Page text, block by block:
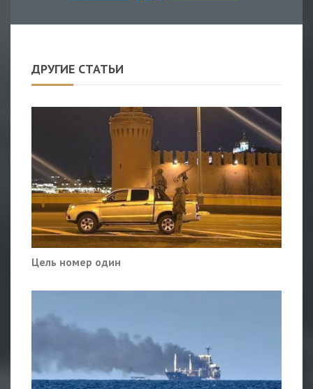
ДРУГИЕ СТАТЬИ
Цель номер один